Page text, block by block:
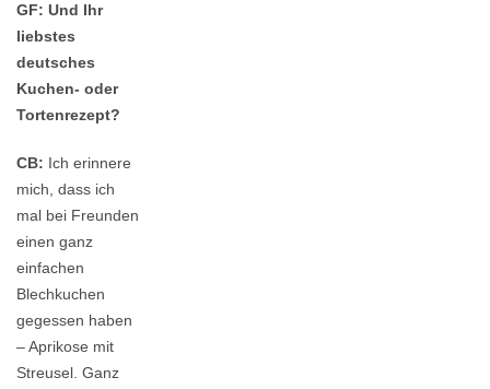
GF: Und Ihr
liebstes
deutsches
Kuchen- oder
Tortenrezept?
CB: Ich erinnere
mich, dass ich
mal bei Freunden
einen ganz
einfachen
Blechkuchen
gegessen haben
– Aprikose mit
Streusel. Ganz